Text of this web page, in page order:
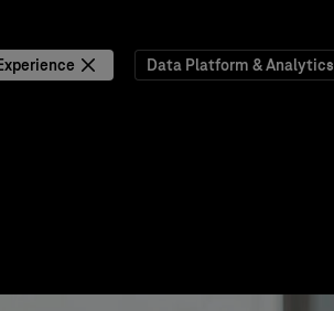
Data Platform & Analytics